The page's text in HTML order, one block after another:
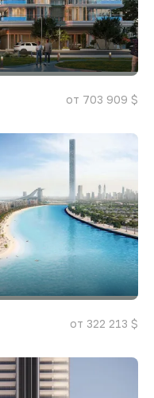
от 703 909 $
от 322 213 $